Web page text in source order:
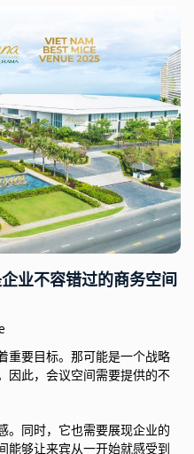
业不容错过的商务空间
重要目标。那可能是一个战略
因此，会议空间需要提供的不
。同时，它也需要展现企业的
能够让来宾从一开始就感受到